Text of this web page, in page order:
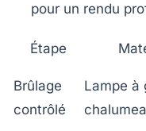
pour un rendu
Étape
Brûlage
contrôlé
Lampe à